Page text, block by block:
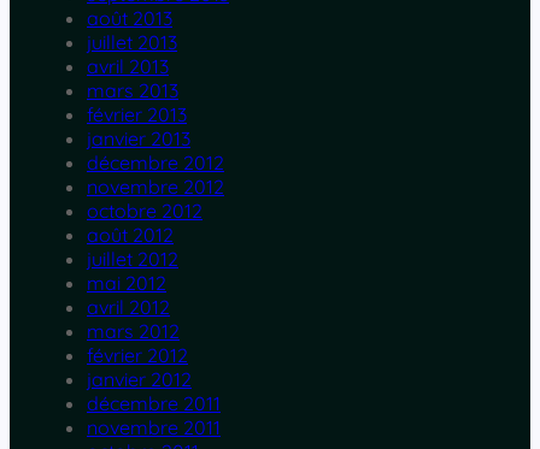
août 2013
juillet 2013
avril 2013
mars 2013
février 2013
janvier 2013
décembre 2012
novembre 2012
octobre 2012
août 2012
juillet 2012
mai 2012
avril 2012
mars 2012
février 2012
janvier 2012
décembre 2011
novembre 2011